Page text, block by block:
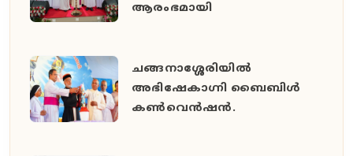
ആരംഭമായി
ചങ്ങനാശ്ശേരിയിൽ
അഭിഷേകാഗ്നി ബൈബിൾ
കൺവെൻഷൻ.